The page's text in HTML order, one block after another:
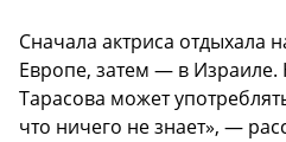
Сначала актриса отдыхала
Европе, затем — в Израиле.
Тарасова может
что ничего не знает», —